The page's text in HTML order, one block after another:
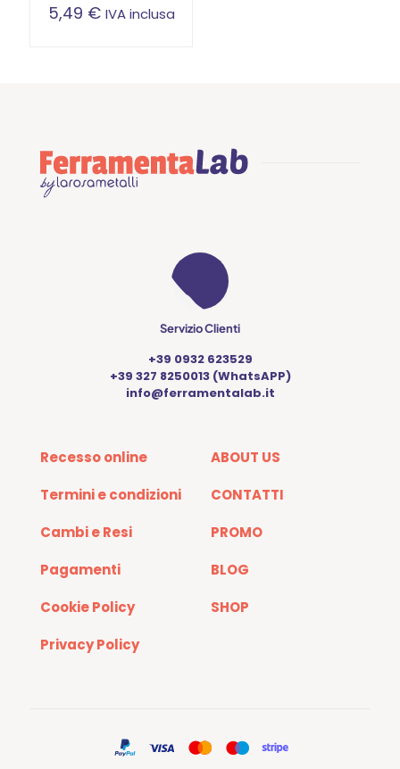
5,49 € IVA inclusa
Servizio Clienti
+39 0932 623529
+39 327 8250013 (WhatsAPP)
info@ferramentalab.it
Recesso online
Termini e condizioni
Cambi e Resi
Pagamenti
Cookie Policy
Privacy Policy
ABOUT US
CONTATTI
PROMO
BLOG
SHOP